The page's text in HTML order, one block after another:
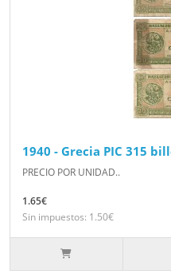
1940 - Grecia PIC 315
PRECIO POR UNIDAD..
1.65€
Sin impuestos: 1.50€